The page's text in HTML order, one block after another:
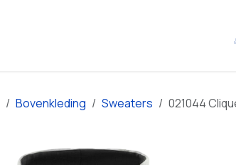
Bovenkleding Sweaters 021044